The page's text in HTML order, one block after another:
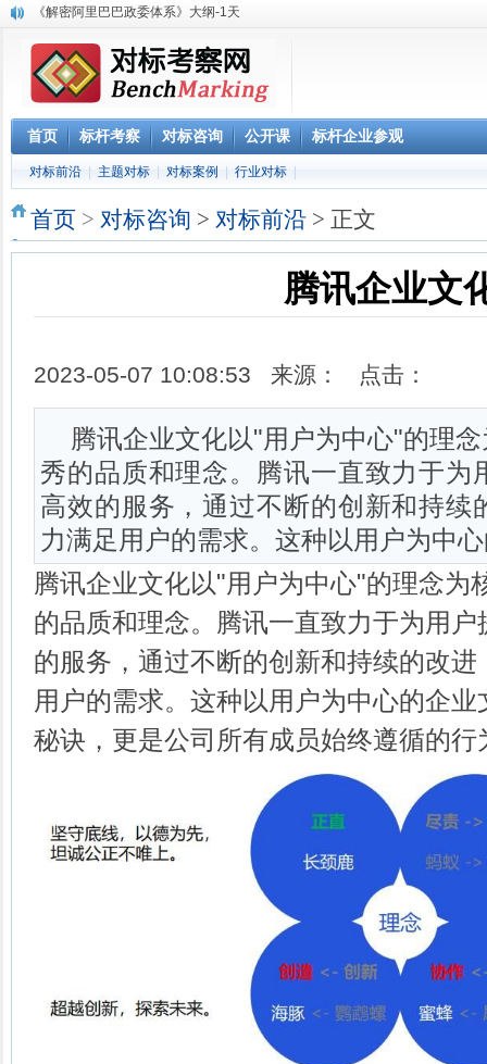
《解密阿里巴巴政委体系》大纲-1天
参观阿里巴巴网上预约 阿里巴巴西溪访客中心预约
阿里巴巴数字化组织及领导力课程
2023年 标杆学习俱乐部考察公开课学习计划
华南区域标杆企业目录
华北标杆企业目录
华东标杆企业目录
首页 标杆考察 对标咨询 公开课 标杆企业参观
对标前沿 主题对标 对标案例 行业对标
首页 > 对标咨询 > 对标前沿 > 正文
腾讯企业文
2023-05-07 10:08:53 来源： 点击：
腾讯企业文化以"用户为中心"的理
秀的品质和理念。腾讯一直致力于为
高效的服务，通过不断的创新和持续
力满足用户的需求。这种以用户为中
腾讯企业文化以"用户为中心"的理念为
的品质和理念。腾讯一直致力于为用
的服务，通过不断的创新和持续的改
用户的需求。这种以用户为中心的企
秘诀，更是公司所有成员始终遵循的行